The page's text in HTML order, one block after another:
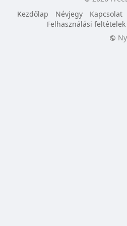
Kezdőlap
Névjegy Kapcsolat
Felhasználási feltételek